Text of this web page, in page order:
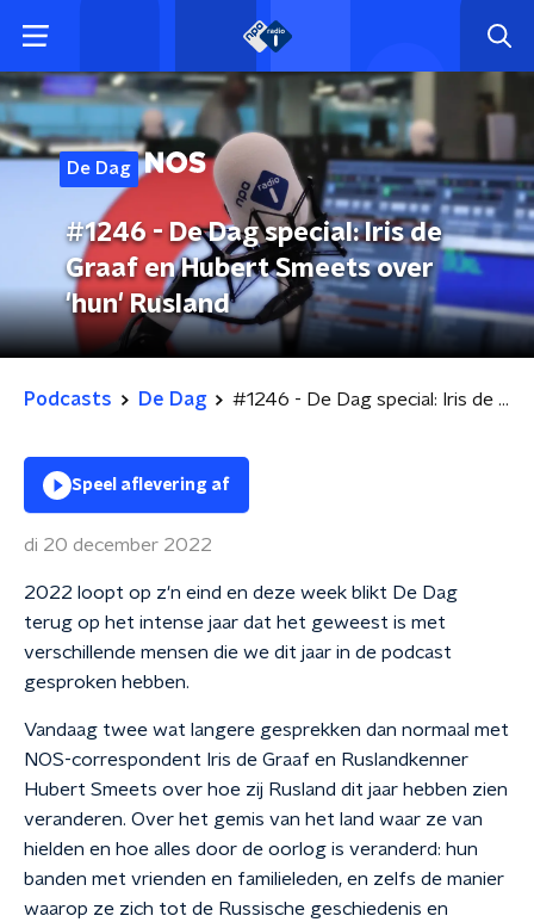
De Dag
#1246 - De Dag special: Iris de
Graaf en Hubert Smeets over
'hun' Rusland
Podcasts De Dag #1246 - De Dag special: Iris de Graaf en Hubert Smeets over 'hun' Rusland
Speel aflevering af
di 20 december 2022
2022 loopt op z'n eind en deze week blikt De Dag
terug op het intense jaar dat het geweest is met
verschillende mensen die we dit jaar in de podcast
gesproken hebben.
Vandaag twee wat langere gesprekken dan normaal met
NOS-correspondent Iris de Graaf en Ruslandkenner
Hubert Smeets over hoe zij Rusland dit jaar hebben zien
veranderen. Over het gemis van het land waar ze van
hielden en hoe alles door de oorlog is veranderd: hun
banden met vrienden en familieleden, en zelfs de manier
waarop ze zich tot de Russische geschiedenis en